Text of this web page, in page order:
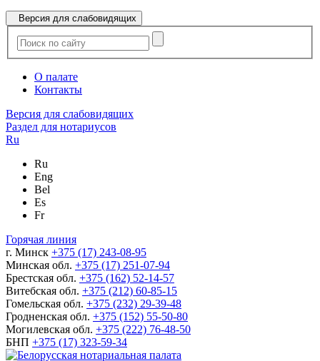
Версия для слабовидящих
О палате
Контакты
Версия для слабовидящих
Раздел для нотариусов
Ru
Ru
Eng
Bel
Es
Fr
Горячая линия
г. Минск +375 (17) 243-08-95
Минская обл. +375 (17) 251-07-94
Брестская обл. +375 (162) 52-14-57
Витебская обл. +375 (212) 60-85-15
Гомельская обл. +375 (232) 29-39-48
Гродненская обл. +375 (152) 55-50-80
Могилевская обл. +375 (222) 76-48-50
БНП +375 (17) 323-59-34